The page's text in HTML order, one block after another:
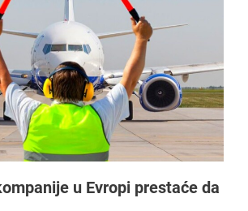
u Evropi prestaće da